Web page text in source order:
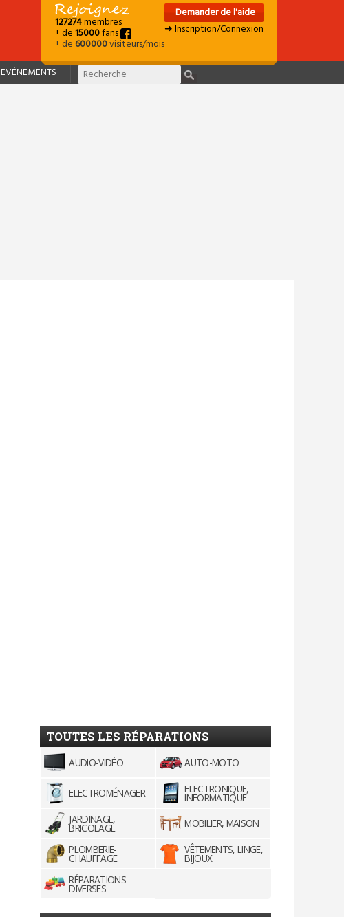
127274membres
+ de15000fans
+ de600000visiteurs/mois
Demander de l'aide
➜ Inscription/Connexion
EVÉNEMENTS
TOUTES LES RÉPARATIONS
AUDIO-VIDÉO AUTO-MOTO
ELECTROMÉNAGER ELECTRONIQUE,
INFORMATIQUE
JARDINAGE,
BRICOLAGE
MOBILIER, MAISON
PLOMBERIE-
CHAUFFAGE
VÊTEMENTS, LINGE,
BIJOUX
RÉPARATIONS
DIVERSES